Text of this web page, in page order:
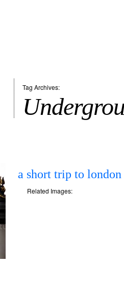
Tag Archives:
a short trip to london
Related Images: